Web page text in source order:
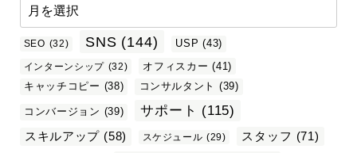
SEO (32) SNS (144) USP (43)
インターンシップ (32) オフィスカー (41)
キャッチコピー (38) コンサルタント (39)
コンバージョン (39) サポート (115)
スキルアップ (58) スケジュール (29) スタッフ (71)